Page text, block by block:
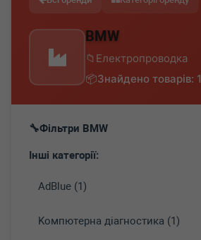
BMW
Електропроводка
Знайдено товарів: 1
Фільтри BMW
Інші категорії:
AdBlue (1)
Koмпютepнa діaгнocтикa (1)